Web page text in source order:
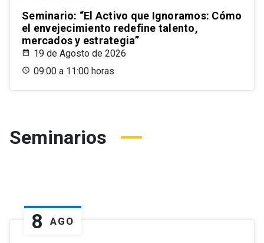
Seminario: “El Activo que Ignoramos: Cómo
el envejecimiento redefine talento,
mercados y estrategia”
19 de Agosto de 2026
09:00 a 11:00 horas
Seminarios
8 AGO